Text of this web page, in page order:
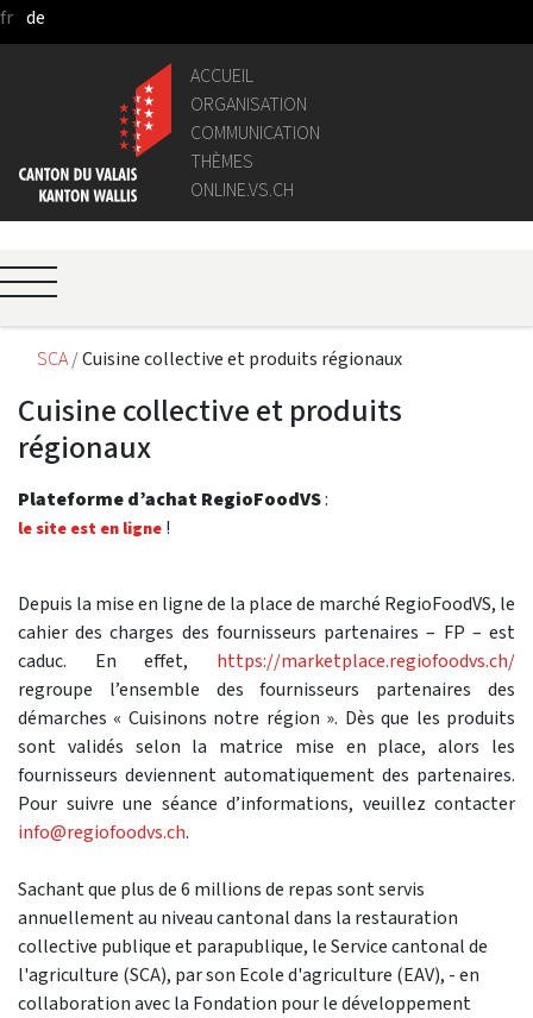
Saut au contenu principal
fr de
ACCUEIL
ORGANISATION
COMMUNICATION
THÈMES
ONLINE.VS.CH
SCA Cuisine collective et produits régionaux
Cuisine collective et produits
régionaux
Plateforme d’achat RegioFoodVS:
le site est en ligne !
Depuis la mise en ligne de la place de marché RegioFoodVS, le
cahier des charges des fournisseurs partenaires – FP – est
caduc. En effet, https://marketplace.regiofoodvs.ch/
regroupe l’ensemble des fournisseurs partenaires des
démarches « Cuisinons notre région ». Dès que les produits
sont validés selon la matrice mise en place, alors les
fournisseurs deviennent automatiquement des partenaires.
Pour suivre une séance d’informations, veuillez contacter
info@regiofoodvs.ch.
Sachant que plus de 6 millions de repas sont servis
annuellement au niveau cantonal dans la restauration
collective publique et parapublique, le Service cantonal de
l'agriculture (SCA), par son Ecole d'agriculture (EAV), - en
collaboration avec la Fondation pour le développement